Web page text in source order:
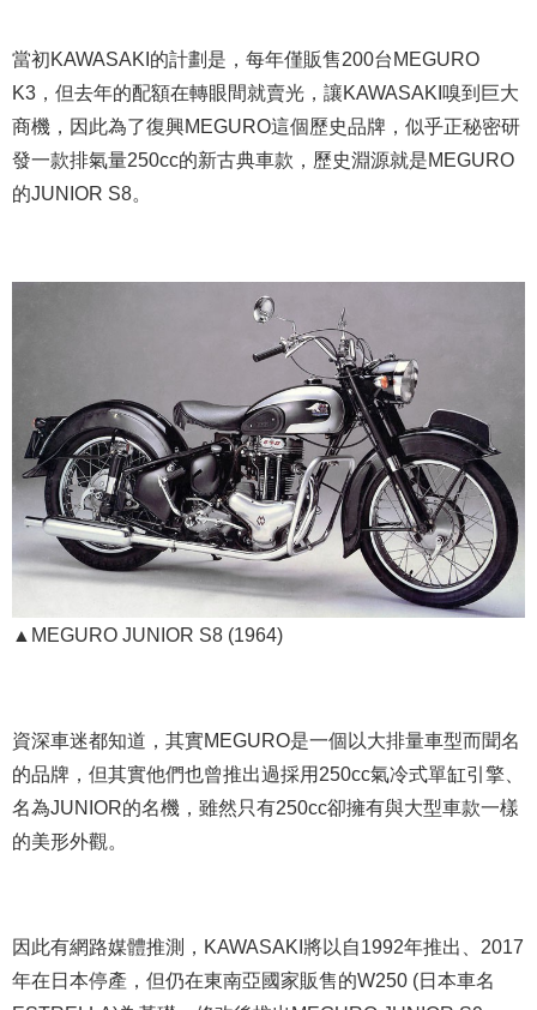
當初KAWASAKI的計劃是，每年僅販售200台MEGURO
K3，但去年的配額在轉眼間就賣光，讓KAWASAKI嗅到巨大
商機，因此為了復興MEGURO這個歷史品牌，似乎正秘密研
發一款排氣量250cc的新古典車款，歷史淵源就是MEGURO
的JUNIOR S8。
▲MEGURO JUNIOR S8 (1964)
資深車迷都知道，其實MEGURO是一個以大排量車型而聞名
的品牌，但其實他們也曾推出過採用250cc氣冷式單缸引擎、
名為JUNIOR的名機，雖然只有250cc卻擁有與大型車款一樣
的美形外觀。
因此有網路媒體推測，KAWASAKI將以自1992年推出、2017
年在日本停產，但仍在東南亞國家販售的W250 (日本車名